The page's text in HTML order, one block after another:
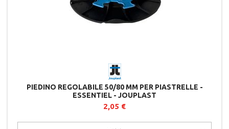
PIEDINO REGOLABILE 50/80 MM PER PIASTRELLE -
ESSENTIEL - JOUPLAST
2,05 €